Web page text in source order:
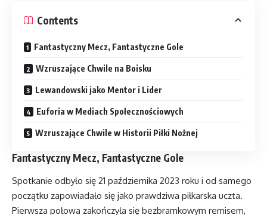
Contents
Fantastyczny Mecz, Fantastyczne Gole
Wzruszające Chwile na Boisku
Lewandowski jako Mentor i Lider
Euforia w Mediach Społecznościowych
Wzruszające Chwile w Historii Piłki Nożnej
Fantastyczny Mecz, Fantastyczne Gole
Spotkanie odbyło się 21 października 2023 roku i od samego
początku zapowiadało się jako prawdziwa piłkarska uczta.
Pierwsza połowa zakończyła się bezbramkowym remisem,